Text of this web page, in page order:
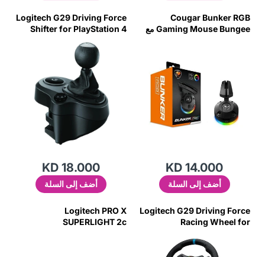
Cougar Bunker RGB
Gaming Mouse Bungee مع
KD 14.000
أضف إلى السلة
Logitech G29 Driving Force
Shifter for PlayStation 4
KD 18.000
أضف إلى السلة
Logitech G29 Driving Force
Racing Wheel for
Logitech PRO X
SUPERLIGHT 2c